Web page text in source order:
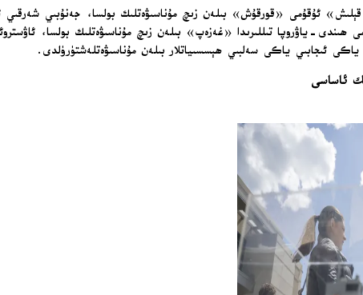
قېلىش» ئۇقۇمى «قورقۇش» بىلەن زىچ مۇناسىۋەتلىك بولسا، جەنۇبىي
ھىندى-ياۋروپا تىللىرىدا «غەزەپ» بىلەن زىچ مۇناسىۋەتلىك بولسا،
ئىجابىي ياكى سەلبىي ھېسسىياتلار بىلەن مۇناسىۋەتلەشتۈرۈلدى.
ئاساسى